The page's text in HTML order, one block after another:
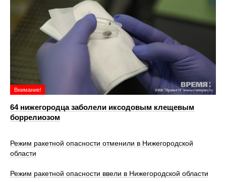
Внимание!
64 нижегородца заболели иксодовым клещевым
боррелиозом
Режим ракетной опасности отменили в Нижегородской
области
Режим ракетной опасности ввели в Нижегородской области